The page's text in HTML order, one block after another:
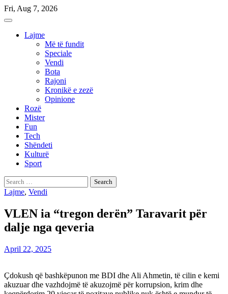
Skip
to
Fri, Aug 7, 2026
Lajme
Më të fundit
Speciale
Vendi
Bota
Rajoni
Kronikë e zezë
Opinione
Rozë
Mister
Fun
Tech
Shëndeti
Kulturë
Sport
Search
for:
Lajme, Vendi
VLEN ia “tregon derën” Taravarit për
dalje nga qeveria
April 22, 2025
Çdokush që bashkëpunon me BDI dhe Ali Ahmetin, të cilin e kemi
akuzuar dhe vazhdojmë të akuzojmë për korrupsion, krim dhe